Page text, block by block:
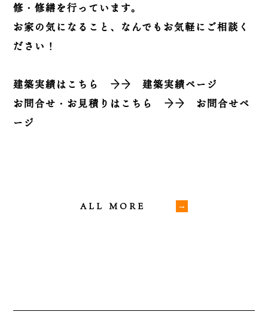
修・修繕を行っています。
お家の気になること、なんでもお気軽にご相談く
ださい！
建築実績はこちら →→建築実績ページ
お問合せ・お見積りはこちら
→→ お問合せペ
ージ
ALL MORE